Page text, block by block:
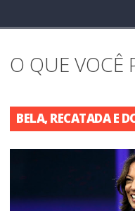
O QUE VOCÊ
BELA, RECATADA E